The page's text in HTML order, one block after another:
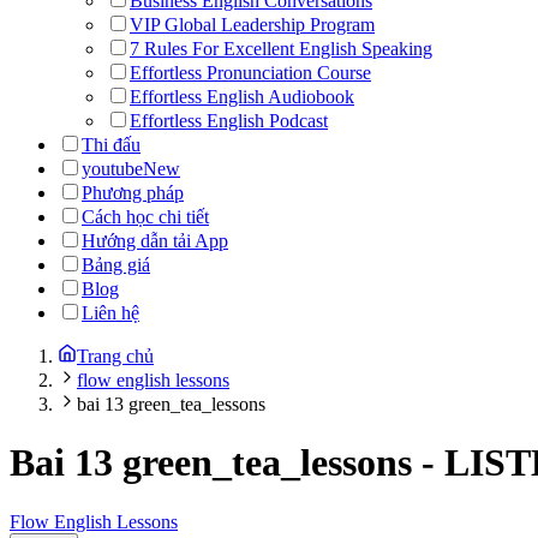
VIP Global Leadership Program
7 Rules For Excellent English Speaking
Effortless Pronunciation Course
Effortless English Audiobook
Effortless English Podcast
Thi đấu
youtubeNew
Phương pháp
Cách học chi tiết
Hướng dẫn tải App
Bảng giá
Blog
Liên hệ
Trang chủ
flow english lessons
bai 13 green_tea_lessons
Bai 13 green_tea_lessons -
Flow English Lessons